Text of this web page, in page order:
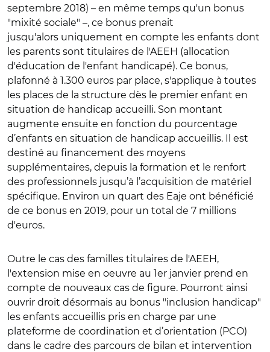
septembre 2018) – en même temps qu'un bonus
"mixité sociale" –, ce bonus prenait
jusqu'alors uniquement en compte les enfants dont
les parents sont titulaires de l'AEEH (allocation
d'éducation de l'enfant handicapé). Ce bonus,
plafonné à 1.300 euros par place, s'applique à toutes
les places de la structure dès le premier enfant en
situation de handicap accueilli. Son montant
augmente ensuite en fonction du pourcentage
d’enfants en situation de handicap accueillis. Il est
destiné au financement des moyens
supplémentaires, depuis la formation et le renfort
des professionnels jusqu’à l’acquisition de matériel
spécifique. Environ un quart des Eaje ont bénéficié
de ce bonus en 2019, pour un total de 7 millions
d'euros.
Outre le cas des familles titulaires de l'AEEH,
l'extension mise en oeuvre au 1er janvier prend en
compte de nouveaux cas de figure. Pourront ainsi
ouvrir droit désormais au bonus "inclusion handicap"
les enfants accueillis pris en charge par une
plateforme de coordination et d’orientation (PCO)
dans le cadre des parcours de bilan et intervention